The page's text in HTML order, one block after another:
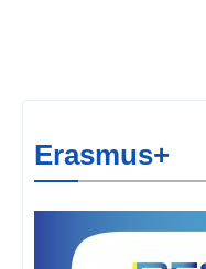
Erasmus+